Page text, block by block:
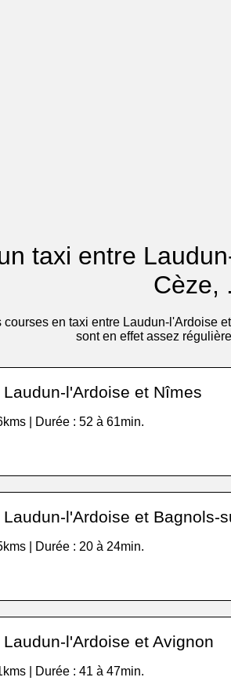
taxi entre
Cèze,
en taxi entre Laudun-l'Ardoise
sont en effet assez
l'Ardoise et Nîmes
| Durée : 52 à 61min.
l'Ardoise et Bagnols-
| Durée : 20 à 24min.
l'Ardoise et Avignon
| Durée : 41 à 47min.